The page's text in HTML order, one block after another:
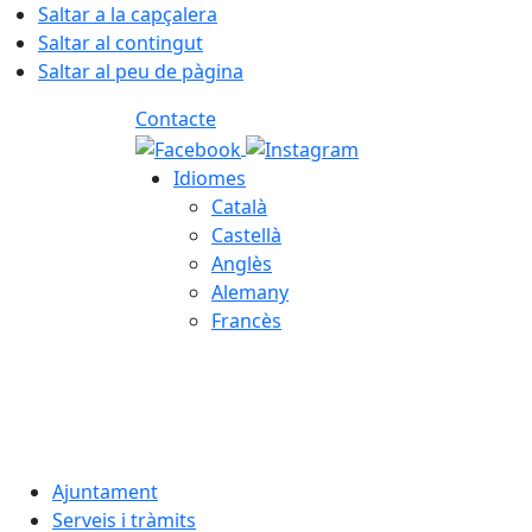
Saltar a la capçalera
Saltar al contingut
Saltar al peu de pàgina
Contacte
Idiomes
Català
Castellà
Anglès
Alemany
Francès
Ajuntament
Serveis i tràmits